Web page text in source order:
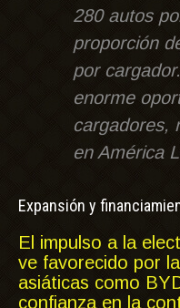
280 autos
proporción
por
enorme
cargadores,
en América
Expansión y
El impulso a la
ve favorecido por
asiáticas como
confianza en la